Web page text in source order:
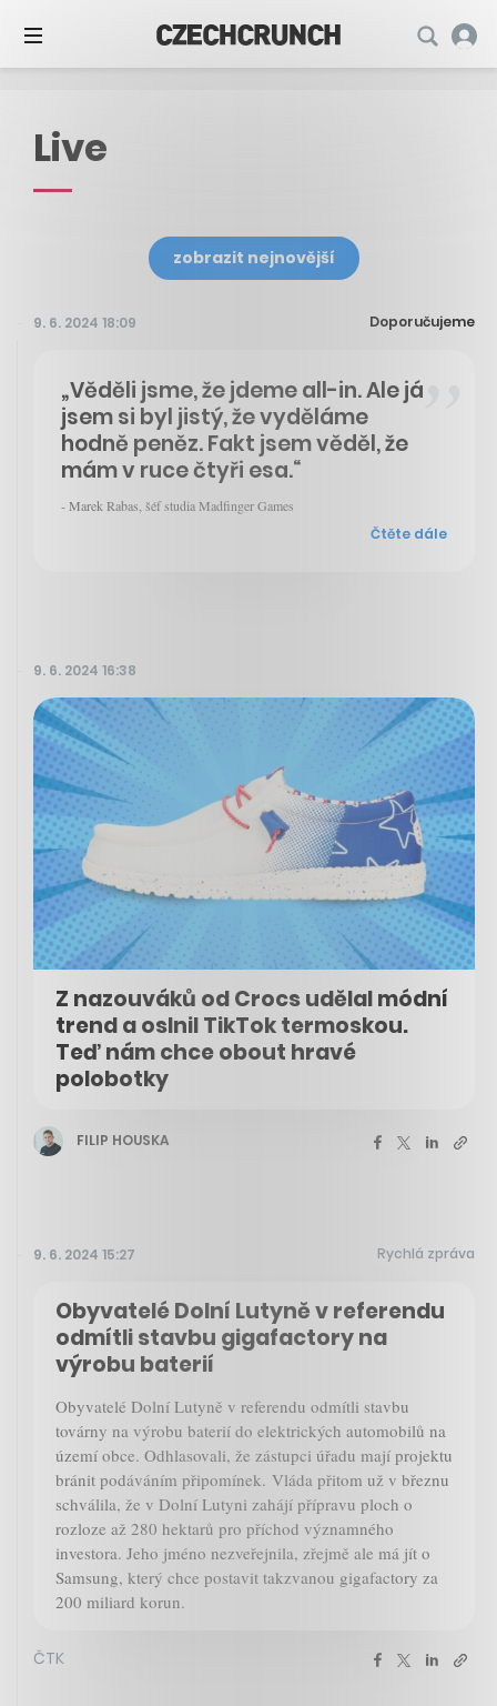
Live
zobrazit nejnovější
9. 6. 2024 18:09 Doporučujeme
„Věděli jsme, že jdeme all-in. Ale já
jsem si byl jistý, že vyděláme
hodně peněz. Fakt jsem věděl, že
mám v ruce čtyři esa.“
- Marek Rabas, šéf studia Madfinger Games
Čtěte dále
9. 6. 2024 16:38
Z nazouváků od Crocs udělal módní
trend a oslnil TikTok termoskou.
Teď nám chce obout hravé
polobotky
FILIP HOUSKA
9. 6. 2024 15:27 Rychlá zpráva
Obyvatelé Dolní Lutyně v referendu
odmítli stavbu gigafactory na
výrobu baterií
Obyvatelé Dolní Lutyně v referendu odmítli stavbu
továrny na výrobu baterií do elektrických automobilů na
území obce. Odhlasovali, že zástupci úřadu mají projektu
bránit podáváním připomínek. Vláda přitom už v březnu
schválila, že v Dolní Lutyni zahájí přípravu ploch o
rozloze až 280 hektarů pro příchod významného
investora. Jeho jméno nezveřejnila, zřejmě ale má jít o
Samsung, který chce postavit takzvanou gigafactory za
200 miliard korun.
ČTK